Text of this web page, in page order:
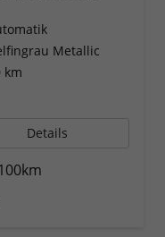
Metallic
km
Details